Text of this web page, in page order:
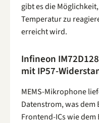
gibt es die
Temperatur zu
erreicht wird.
Infineon
mit IP57-
MEMS-Mikrophone
Datenstrom, was
Frontend-ICs wie dem